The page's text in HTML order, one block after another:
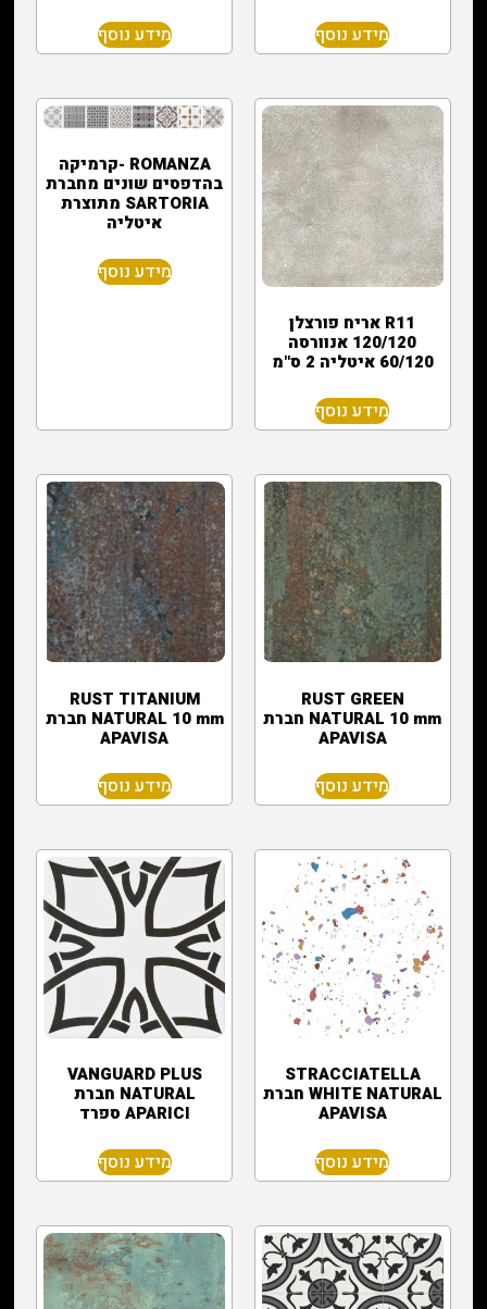
מידע נוסף מידע נוסף
R11 אריח פורצלן
120/120 אנוורסה
60/120 איטליה 2 ס"מ
מידע נוסף
ROMANZA -קרמיקה
בהדפסים שונים מחברת
SARTORIA מתוצרת
איטליה
מידע נוסף
RUST GREEN
NATURAL 10 mm חברת
APAVISA
מידע נוסף
RUST TITANIUM
NATURAL 10 mm חברת
APAVISA
מידע נוסף
STRACCIATELLA
WHITE NATURAL חברת
APAVISA
מידע נוסף
VANGUARD PLUS
NATURAL חברת
APARICI ספרד
מידע נוסף